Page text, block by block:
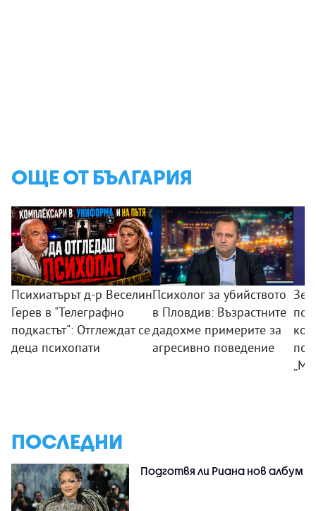
ОЩЕ ОТ БЪЛГАРИЯ
Психиатърът д-р Веселин
Герев в "Телеграфно
подкастът": Отглеждат се
деца психопати
Психолог за убийството
в Пловдив: Възрастните
дадохме примерите за
агресивно поведение
ПОСЛЕДНИ
Подготвя ли Риана нов албум